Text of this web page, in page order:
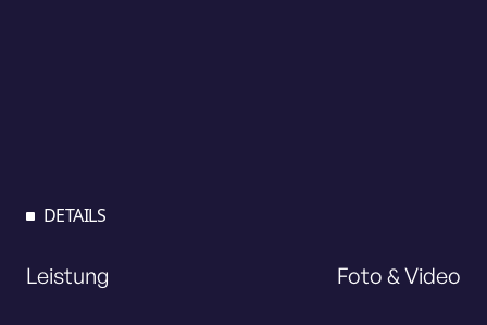
DETAILS
Leistung Foto & Video